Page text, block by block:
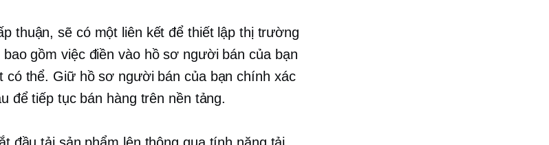
thuận, sẽ có một liên kết để thiết lập thị trường
gồm việc điền vào hồ sơ người bán của bạn
có thể. Giữ hồ sơ người bán của bạn chính xác
để tiếp tục bán hàng trên nền tảng.